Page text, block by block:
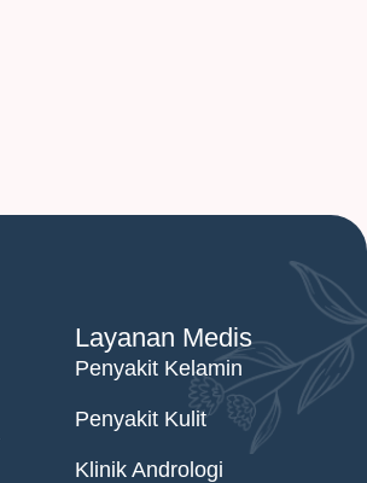
Layanan Medis
Penyakit Kelamin
Penyakit Kulit
Klinik Andrologi